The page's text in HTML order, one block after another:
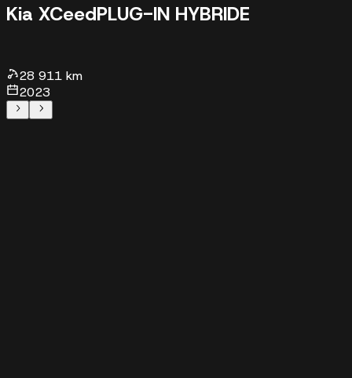
Kia XCeedPLUG-IN HYBRIDE
28 911 km
2023